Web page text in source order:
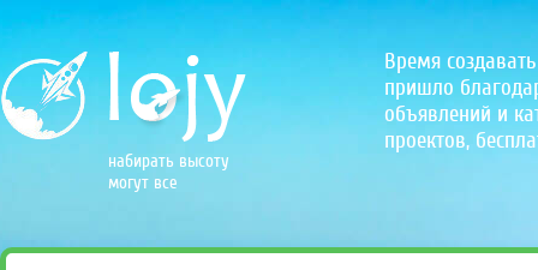
набирать высоту
могут все
Время
пришло
объявлений и
проектов,